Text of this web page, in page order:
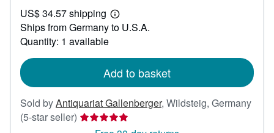
256.15
US$ 34.57 shipping
Learn
more
Ships from Germany to U.S.A.
Quantity: 1 available
Add to basket
Sold byAntiquariat Gallenberger, Wildsteig, Germany
(5-star seller) Seller